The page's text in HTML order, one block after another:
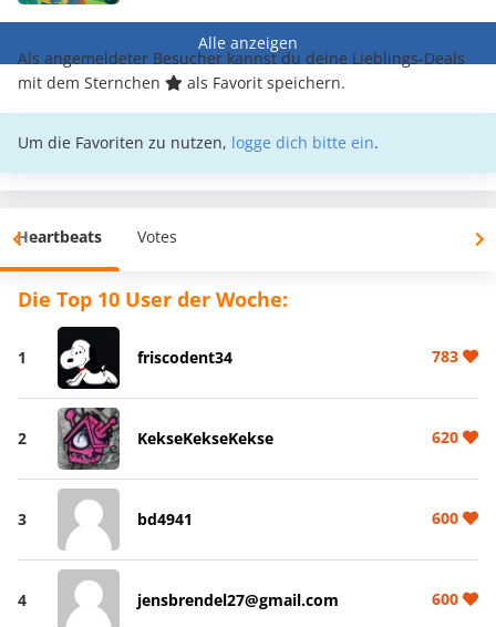
Alle anzeigen
Als angemeldeter Besucher kannst du deine Lieblings-Deals
mit dem Sternchen
als Favorit speichern.
Um die Favoriten zu nutzen, logge dich bitte ein.
Heartbeats Votes
Die Top 10 User der Woche:
1 friscodent34 783
2 KekseKekseKekse 620
3 bd4941 600
4 jensbrendel27@gmail.com 600